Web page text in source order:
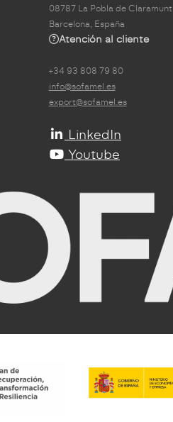
08787 La Pobla de Claramunt
Barcelona, España
Atención al cliente
+34 93 808 79 80
info@sofamel.es
export@sofamel.es
LinkedIn
Youtube